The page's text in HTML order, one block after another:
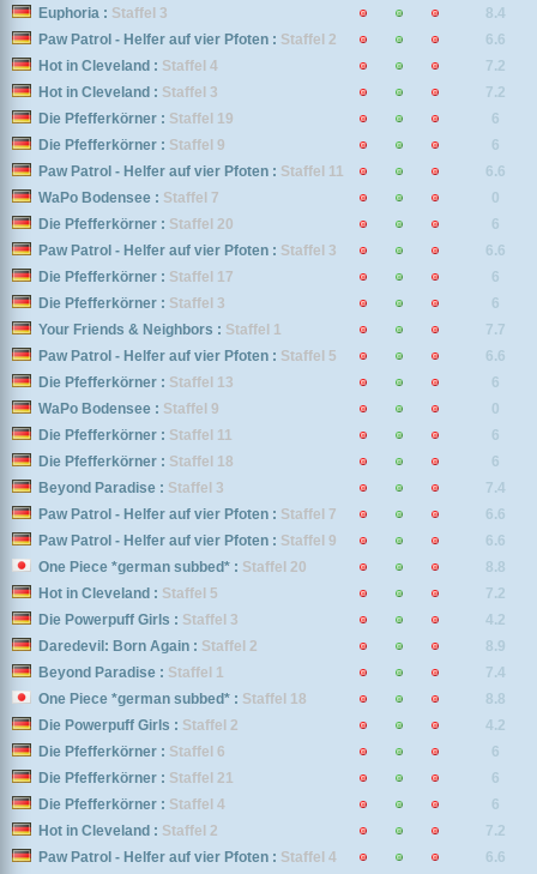
Euphoria : Staffel 3
8.4
Paw Patrol - Helfer auf vier Pfoten : Staffel 2
6.6
Hot in Cleveland : Staffel 4
7.2
Hot in Cleveland : Staffel 3
7.2
Die Pfefferkörner : Staffel 19
6
Die Pfefferkörner : Staffel 9
6
Paw Patrol - Helfer auf vier Pfoten : Staffel 11
6.6
WaPo Bodensee : Staffel 7
0
Die Pfefferkörner : Staffel 20
6
Paw Patrol - Helfer auf vier Pfoten : Staffel 3
6.6
Die Pfefferkörner : Staffel 17
6
Die Pfefferkörner : Staffel 3
6
Your Friends & Neighbors : Staffel 1
7.7
Paw Patrol - Helfer auf vier Pfoten : Staffel 5
6.6
Die Pfefferkörner : Staffel 13
6
WaPo Bodensee : Staffel 9
0
Die Pfefferkörner : Staffel 11
6
Die Pfefferkörner : Staffel 18
6
Beyond Paradise : Staffel 3
7.4
Paw Patrol - Helfer auf vier Pfoten : Staffel 7
6.6
Paw Patrol - Helfer auf vier Pfoten : Staffel 9
6.6
One Piece *german subbed* : Staffel 20
8.8
Hot in Cleveland : Staffel 5
7.2
Die Powerpuff Girls : Staffel 3
4.2
Daredevil: Born Again : Staffel 2
8.9
Beyond Paradise : Staffel 1
7.4
One Piece *german subbed* : Staffel 18
8.8
Die Powerpuff Girls : Staffel 2
4.2
Die Pfefferkörner : Staffel 6
6
Die Pfefferkörner : Staffel 21
6
Die Pfefferkörner : Staffel 4
6
Hot in Cleveland : Staffel 2
7.2
Paw Patrol - Helfer auf vier Pfoten : Staffel 4
6.6